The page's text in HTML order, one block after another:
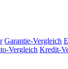
Garantie-Vergleich
Vergleich Kredit-